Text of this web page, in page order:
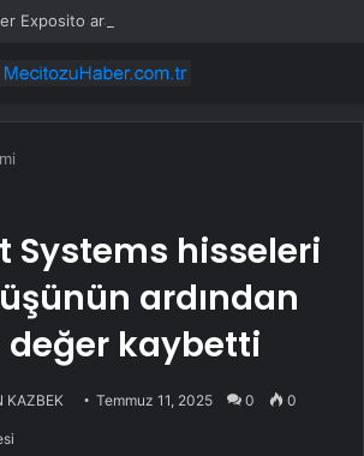
Systems hisseleri
ardından
değer kaybetti
KAZBEK Temmuz 11, 2025 0 0